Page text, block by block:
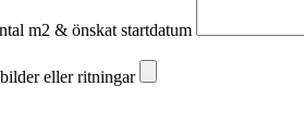
m2 & önskat startdatum
eller ritningar